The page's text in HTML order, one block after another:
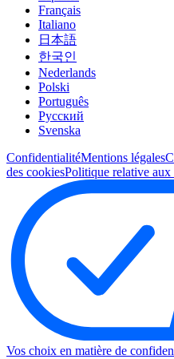
Français
Italiano
日本語
한국인
Nederlands
Polski
Português
Pусский
Svenska
ConfidentialitéMentions légales
des cookiesPolitique relative aux
Vos choix en matière de